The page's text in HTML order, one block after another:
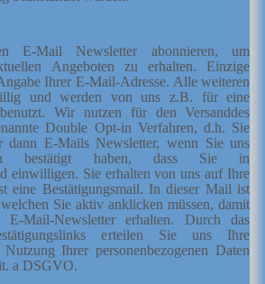
E-Mail Newsletter abonnieren, um
Angeboten zu erhalten. Einzige
Ihrer E-Mail-Adresse. Alle weiteren
und werden von uns z.B. für eine
Wir nutzen für den Versanddes
Double Opt-in Verfahren, d.h. Sie
dann E-Mails Newsletter, wenn Sie uns
bestätigt haben, dass Sie in
einwilligen. Sie erhalten von uns auf Ihre
eine Bestätigungsmail. In dieser Mail ist
Sie aktiv anklicken müssen, damit
E-Mail-Newsletter erhalten. Durch das
erteilen Sie uns Ihre
Ihrer personenbezogenen Daten
a DSGVO.